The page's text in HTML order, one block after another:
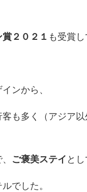
２０２１ も受賞し
ンから、
も多く（アジア以
ご褒美ステイ と
でした。